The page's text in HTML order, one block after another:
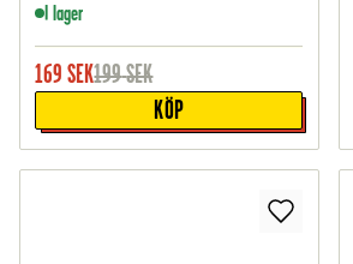
I lager
169 SEK199SEK
KÖP